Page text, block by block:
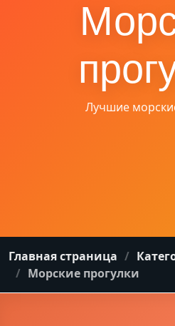
Лучшие
Главная страница
Морские прогулки